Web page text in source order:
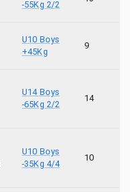
-55Kg 2/2
U10 Boys
+45Kg
9
U14 Boys
-65Kg 2/2
14
U10 Boys
-35Kg 4/4
10